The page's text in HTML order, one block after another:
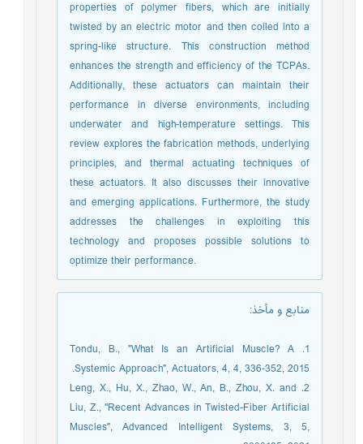
properties of polymer fibers, which are initially
twisted by an electric motor and then coiled into a
spring-like structure. This construction method
enhances the strength and efficiency of the TCPAs.
Additionally, these actuators can maintain their
performance in diverse environments, including
underwater and high-temperature settings. This
review explores the fabrication methods, underlying
principles, and thermal actuating techniques of
these actuators. It also discusses their innovative
and emerging applications. Furthermore, the study
addresses the challenges in exploiting this
technology and proposes possible solutions to
optimize their performance.
منابع و مأخذ:
1. Tondu, B., "What Is an Artificial Muscle? A
Systemic Approach", Actuators, 4, 4, 336-352, 2015.
2. Leng, X., Hu, X., Zhao, W., An, B., Zhou, X. and
Liu, Z., "Recent Advances in Twisted-Fiber Artificial
Muscles", Advanced Intelligent Systems, 3, 5,